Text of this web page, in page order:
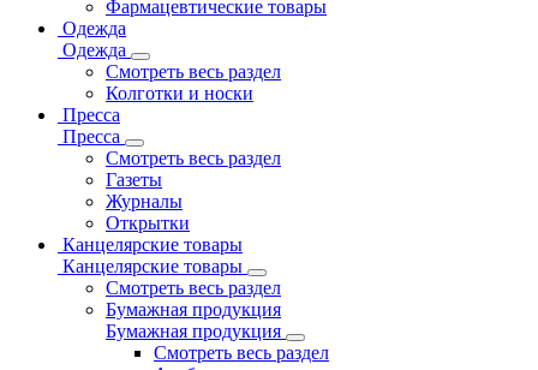
Фармацевтические товары
Одежда
Одежда
Смотреть весь раздел
Колготки и носки
Пресса
Пресса
Смотреть весь раздел
Газеты
Журналы
Открытки
Канцелярские товары
Канцелярские товары
Смотреть весь раздел
Бумажная продукция
Бумажная продукция
Смотреть весь раздел